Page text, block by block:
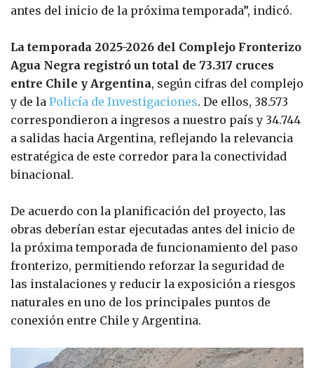
antes del inicio de la próxima temporada”, indicó.
La temporada 2025-2026 del Complejo Fronterizo
Agua Negra registró un total de 73.317 cruces
entre Chile y Argentina, según cifras del complejo
y de la Policía de Investigaciones. De ellos, 38.573
correspondieron a ingresos a nuestro país y 34.744
a salidas hacia Argentina, reflejando la relevancia
estratégica de este corredor para la conectividad
binacional.
De acuerdo con la planificación del proyecto, las
obras deberían estar ejecutadas antes del inicio de
la próxima temporada de funcionamiento del paso
fronterizo, permitiendo reforzar la seguridad de
las instalaciones y reducir la exposición a riesgos
naturales en uno de los principales puntos de
conexión entre Chile y Argentina.